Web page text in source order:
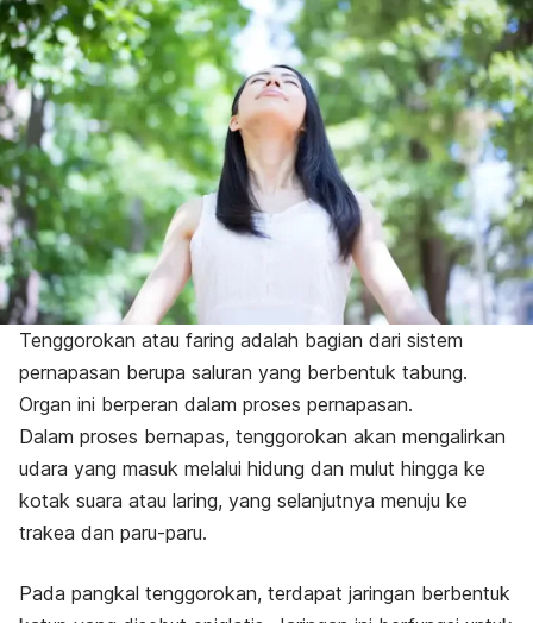
Tenggorokan atau faring adalah bagian dari sistem
pernapasan berupa saluran yang berbentuk tabung.
Organ ini berperan dalam proses pernapasan.
Dalam proses bernapas, tenggorokan akan mengalirkan
udara yang masuk melalui hidung dan mulut hingga ke
kotak suara atau laring, yang selanjutnya menuju ke
trakea dan paru-paru.
Pada pangkal tenggorokan, terdapat jaringan berbentuk